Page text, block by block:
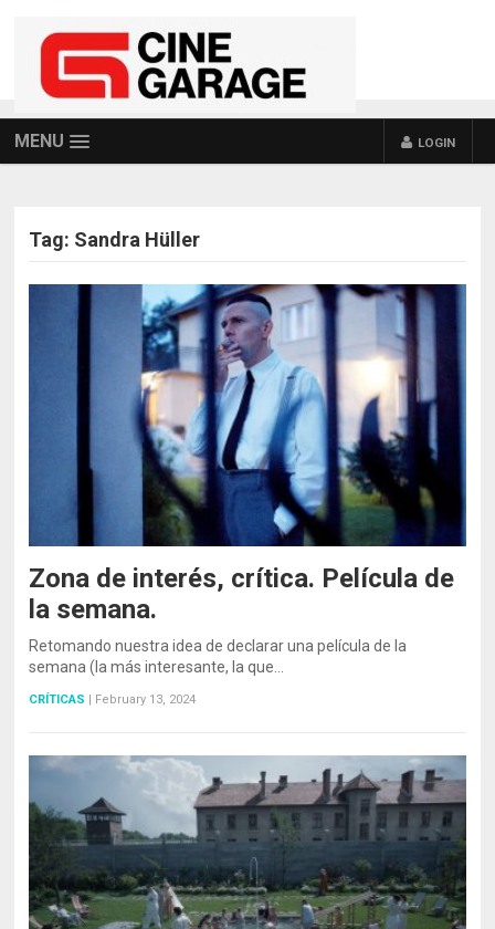
MENU LOGIN
Tag: Sandra Hüller
Zona de interés, crítica. Película de
la semana.
Retomando nuestra idea de declarar una película de la
semana (la más interesante, la que…
CRÍTICAS February 13, 2024